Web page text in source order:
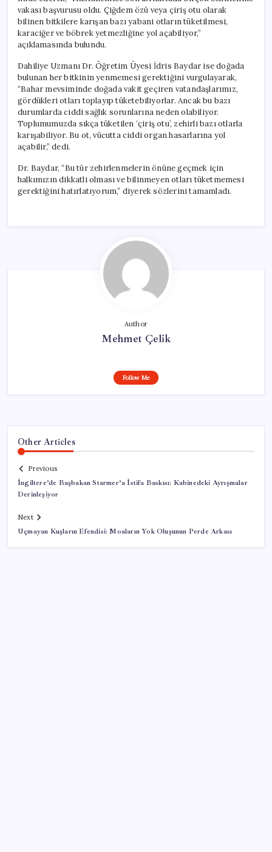
vakası başvurusu oldu. Çiğdem özü veya çiriş otu olarak
bilinen bitkilere karışan bazı yabani otların tüketilmesi,
karaciğer ve böbrek yetmezliğine yol açabiliyor,”
açıklamasında bulundu.
Dahiliye Uzmanı Dr. Öğretim Üyesi İdris Baydar ise doğada
bulunan her bitkinin yenmemesi gerektiğini vurgulayarak,
“Bahar mevsiminde doğada vakit geçiren vatandaşlarımız,
gördükleri otları toplayıp tüketebiliyorlar. Ancak bu bazı
durumlarda ciddi sağlık sorunlarına neden olabiliyor.
Toplumumuzda sıkça tüketilen ‘çiriş otu’, zehirli bazı otlarla
karışabiliyor. Bu ot, vücutta ciddi organ hasarlarına yol
açabilir,” dedi.
Dr. Baydar, “Bu tür zehirlenmelerin önüne geçmek için
halkımızın dikkatli olması ve bilinmeyen otları tüketmemesi
gerektiğini hatırlatıyorum,” diyerek sözlerini tamamladı.
Author
Mehmet Çelik
Follow Me
Other Articles
Previous
İngiltere’de Başbakan Starmer’a İstifa Baskısı: Kabinedeki Ayrışmalar
Derinleşiyor
Next
Uçmayan Kuşların Efendisi: Moaların Yok Oluşunun Perde Arkası